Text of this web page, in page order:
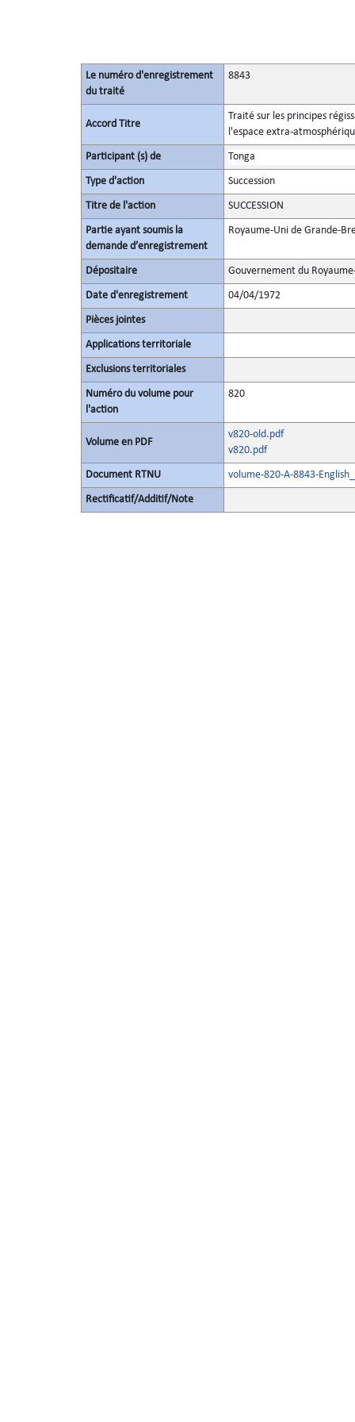
Le numéro d'enregistrement
du traité
8843
Accord Titre
Traité sur les principes
l'espace extra-
Participant (s) de Tonga
Type d'action Succession
Titre de l'action SUCCESSION
Partie ayant soumis la
demande d’enregistrement
Royaume-Uni de Grande-
Dépositaire Gouvernement du
Date d'enregistrement 04/04/1972
Pièces jointes
Applications territoriale
Exclusions territoriales
Numéro du volume pour
l'action
820
Volume en PDF
v820-old.pdf
v820.pdf
Document RTNU volume-820-A-8843-
Rectificatif/Additif/Note